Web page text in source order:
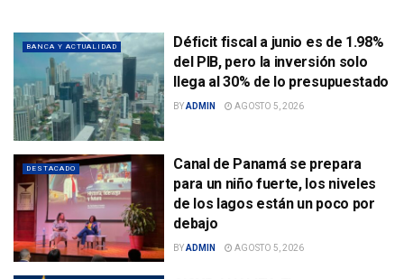
BANCA Y ACTUALIDAD
Déficit fiscal a junio es de 1.98%
del PIB, pero la inversión solo
llega al 30% de lo presupuestado
BYADMIN AGOSTO 5, 2026
DESTACADO
Canal de Panamá se prepara
para un niño fuerte, los niveles
de los lagos están un poco por
debajo
BYADMIN AGOSTO 5, 2026